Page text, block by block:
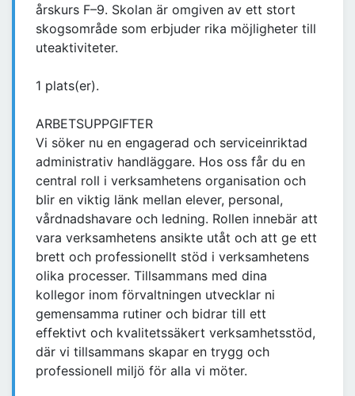
årskurs F–9. Skolan är omgiven av ett stort
skogsområde som erbjuder rika möjligheter till
uteaktiviteter.
1 plats(er).
ARBETSUPPGIFTER
Vi söker nu en engagerad och serviceinriktad
administrativ handläggare. Hos oss får du en
central roll i verksamhetens organisation och
blir en viktig länk mellan elever, personal,
vårdnadshavare och ledning. Rollen innebär att
vara verksamhetens ansikte utåt och att ge ett
brett och professionellt stöd i verksamhetens
olika processer. Tillsammans med dina
kollegor inom förvaltningen utvecklar ni
gemensamma rutiner och bidrar till ett
effektivt och kvalitetssäkert verksamhetsstöd,
där vi tillsammans skapar en trygg och
professionell miljö för alla vi möter.